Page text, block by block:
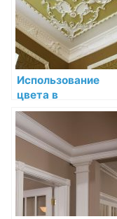
Использование
цвета в
декоративной
лепнине: история и
современность